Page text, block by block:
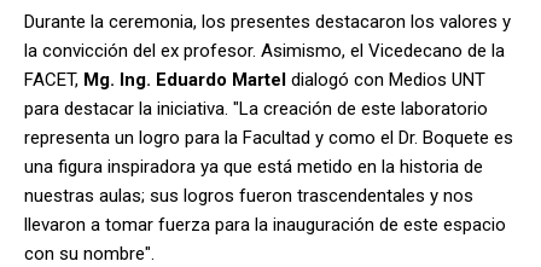
Durante la ceremonia, los presentes destacaron los valores y
la convicción del ex profesor. Asimismo, el Vicedecano de la
FACET, Mg. Ing. Eduardo Martel dialogó con Medios UNT
para destacar la iniciativa. "La creación de este laboratorio
representa un logro para la Facultad y como el Dr. Boquete es
una figura inspiradora ya que está metido en la historia de
nuestras aulas; sus logros fueron trascendentales y nos
llevaron a tomar fuerza para la inauguración de este espacio
con su nombre".